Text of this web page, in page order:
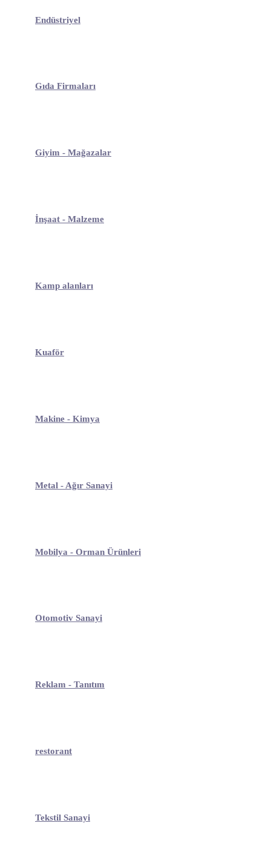
Endüstriyel
Gıda Firmaları
Giyim - Mağazalar
İnşaat - Malzeme
Kamp alanları
Kuaför
Makine - Kimya
Metal - Ağır Sanayi
Mobilya - Orman Ürünleri
Otomotiv Sanayi
Reklam - Tanıtım
restorant
Tekstil Sanayi